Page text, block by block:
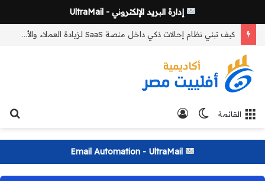
إدارة البريد الإلكتروني - UltraMail
كيف تبني نظام إحالات ذكي داخل منصة SaaS لزيادة العملاء والأرباح؟
القائمة
الوضع